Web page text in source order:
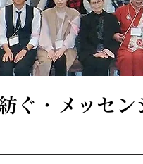
ぐ・メッセ